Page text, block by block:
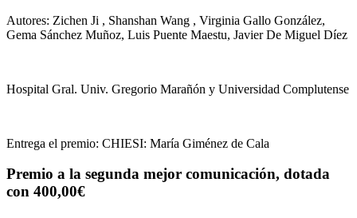
Autores: Zichen Ji , Shanshan Wang , Virginia Gallo González,
Gema Sánchez Muñoz, Luis Puente Maestu, Javier De Miguel Díez
Hospital Gral. Univ. Gregorio Marañón y Universidad Complutense
Entrega el premio: CHIESI: María Giménez de Cala
Premio a la segunda mejor comunicación, dotada
con 400,00€